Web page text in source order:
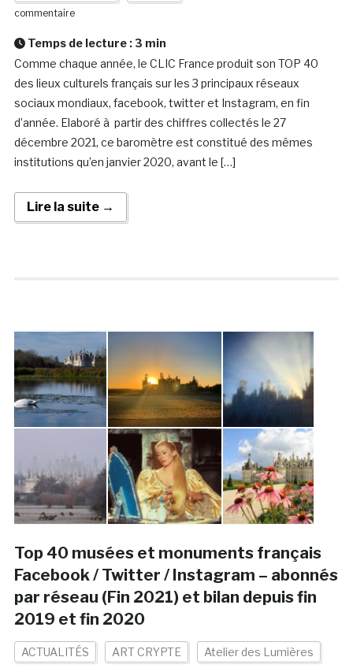
commentaire
Temps de lecture : 3 min
Comme chaque année, le CLIC France produit son TOP 40
des lieux culturels français sur les 3 principaux réseaux
sociaux mondiaux, facebook, twitter et Instagram, en fin
d’année. Elaboré à partir des chiffres collectés le 27
décembre 2021, ce baromètre est constitué des mêmes
institutions qu’en janvier 2020, avant le […]
Lire la suite →
Top 40 musées et monuments français
Facebook / Twitter / Instagram – abonnés
par réseau (Fin 2021) et bilan depuis fin
2019 et fin 2020
ACTUALITÉS ART CRYPTE Atelier des Lumières